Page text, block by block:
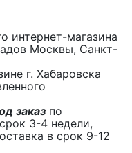
интернет-магазина
Москвы, Санкт-
г. Хабаровска
заказ по
3-4 недели,
в срок 9-12